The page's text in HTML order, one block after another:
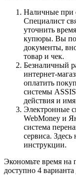
Наличные при
Специалист
уточнить
купюры. Вы
документы,
товар и чек.
Безналичный
интернет-
оплатить
системы
действия и
Электронные
WebMoney и
система
сервиса.
инструкции.
Экономьте время на
доступно 4 варианта